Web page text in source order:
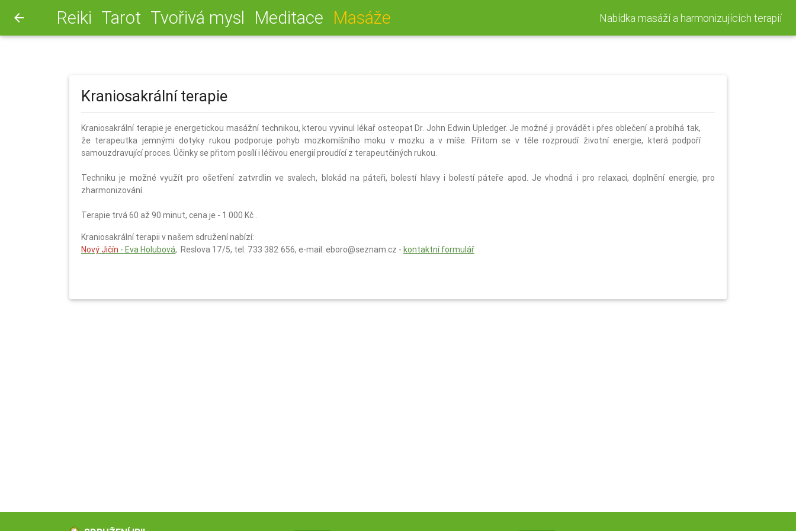
arrow_back Reiki Tarot Tvořivá mysl Meditace Masáže Nabídka masáží a harmonizujících terapií
Kraniosakrální terapie
Kraniosakrální terapie je energetickou masážní technikou, kterou vyvinul lékař osteopat Dr. John Edwin Upledger. Je možné ji provádět i přes oblečení a probíhá tak,
že terapeutka jemnými dotyky rukou podporuje pohyb mozkomíšního moku v mozku a v míše. Přitom se v těle rozproudí životní energie, která podpoří
samouzdravující proces. Účinky se přitom posílí i léčivou energií proudící z terapeutčiných rukou.
Techniku je možné využít pro ošetření zatvrdlin ve svalech, blokád na páteři, bolestí hlavy i bolestí páteře apod. Je vhodná i pro relaxaci, doplnění energie, pro
zharmonizování.
Terapie trvá 60 až 90 minut, cena je - 1 000 Kč .
Kraniosakrální terapii v našem sdružení nabízí:
Nový Jičín - Eva Holubová, Reslova 17/5, tel. 733 382 656, e-mail: eboro@seznam.cz - kontaktní formulář